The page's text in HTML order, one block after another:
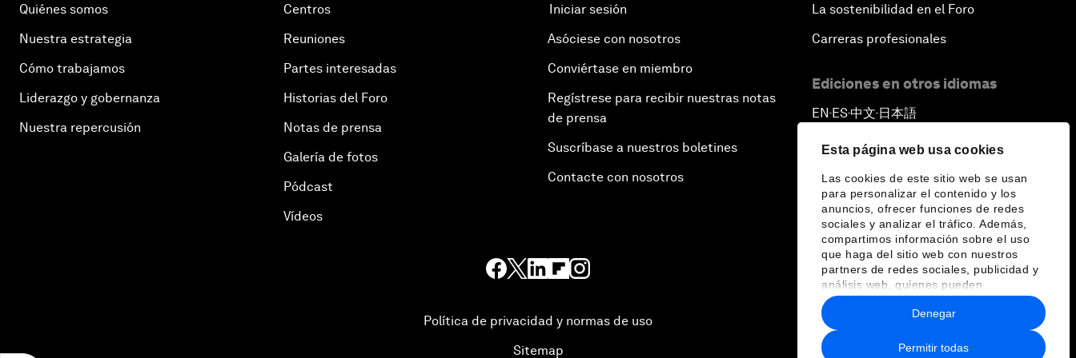
Esta página web usa cookies
Las cookies de este sitio web se usan
para personalizar el contenido y los
anuncios, ofrecer funciones de redes
sociales y analizar el tráfico. Además,
compartimos información sobre el uso
que haga del sitio web con nuestros
partners de redes sociales, publicidad y
análisis web, quienes pueden
combinarla con otra información que les
haya proporcionado o que hayan
recopilado a partir del uso que haya
hecho de sus servicios.
Permitir todas
Denegar
Quiénes somos
Nuestra estrategia
Cómo trabajamos
Liderazgo y gobernanza
Nuestra repercusión
Centros
Reuniones
Partes interesadas
Historias del Foro
Notas de prensa
Galería de fotos
Pódcast
Vídeos
Iniciar sesión
Asóciese con nosotros
Conviértase en miembro
Regístrese para recibir nuestras notas
de prensa
Suscríbase a nuestros boletines
Contacte con nosotros
La sostenibilidad en el Foro
Carreras profesionales
Ediciones en otros idiomas
EN ▪ ES▪中文▪ 日本語
Política de privacidad y normas de uso
Sitemap